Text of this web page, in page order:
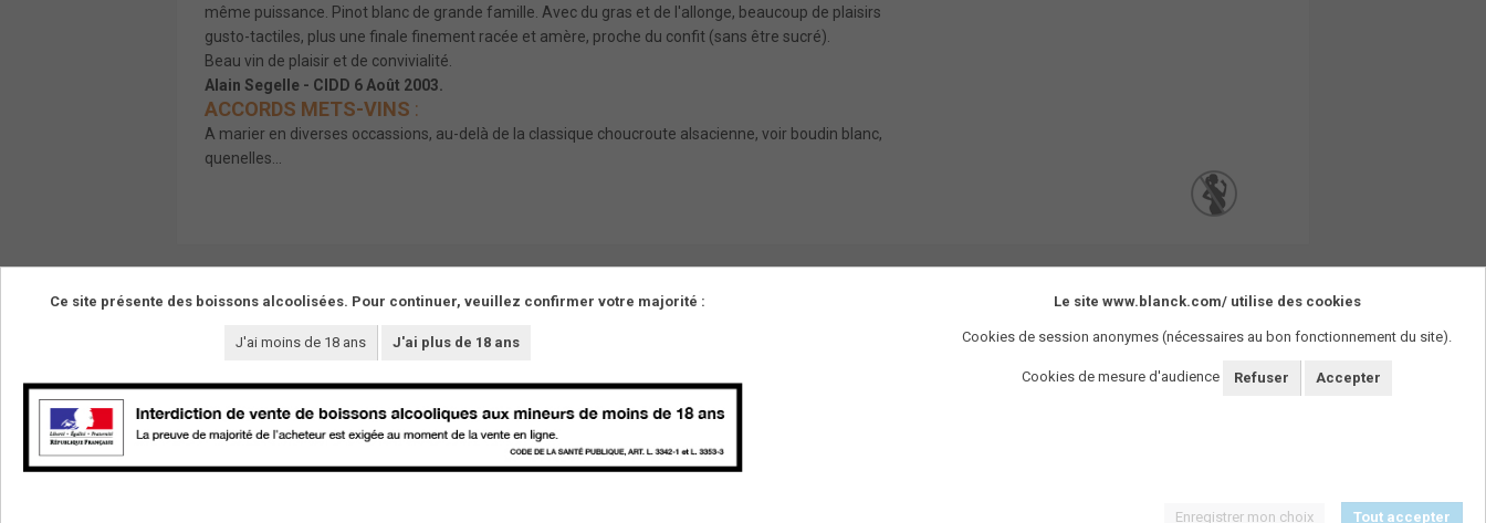
même puissance. Pinot blanc de grande famille. Avec du gras et de l'allonge, beaucoup de plaisirs
gusto-tactiles, plus une finale finement racée et amère, proche du confit (sans être sucré).
Beau vin de plaisir et de convivialité.
Alain Segelle - CIDD 6 Août 2003.
ACCORDS METS-VINS :
A marier en diverses occassions, au-delà de la classique choucroute alsacienne, voir boudin blanc,
quenelles...
Ce site présente des boissons alcoolisées. Pour continuer, veuillez confirmer votre majorité :
J'ai moins de 18 ans J'ai plus de 18 ans
Le site www.blanck.com/ utilise des cookies
Cookies de session anonymes (nécessaires au bon fonctionnement du site).
Cookies de mesure d'audience Refuser Accepter
Enregistrer mon choix Tout accepter